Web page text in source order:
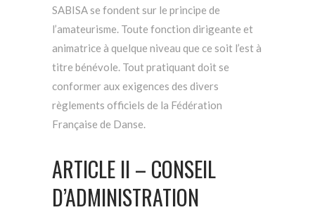
SABISA se fondent sur le principe de
l’amateurisme. Toute fonction dirigeante et
animatrice à quelque niveau que ce soit l’est à
titre bénévole. Tout pratiquant doit se
conformer aux exigences des divers
règlements officiels de la Fédération
Française de Danse.
ARTICLE II – CONSEIL
D’ADMINISTRATION